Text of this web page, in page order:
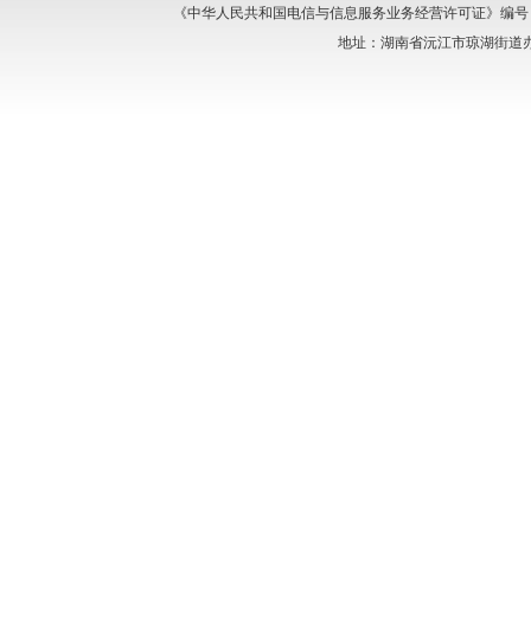
《中华人民共和国电信与信息服务业务经营许可证》编
地址：湖南省沅江市琼湖街